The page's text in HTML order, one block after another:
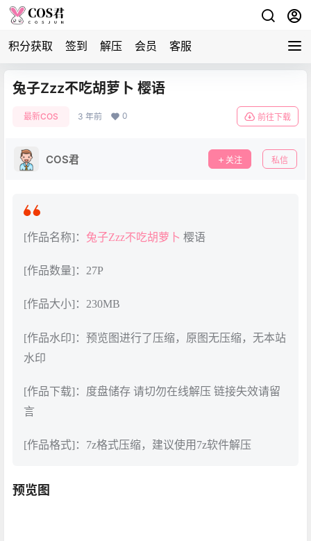
积分获取 签到 解压 会员 客服
兔子Zzz不吃胡萝卜 樱语
最新COS 3 年前 0 前往下载
COS君 关注 私信
[作品名称]： 兔子Zzz不吃胡萝卜 樱语
[作品数量]：27P
[作品大小]：230MB
[作品水印]：预览图进行了压缩，原图无压缩，无本站
水印
[作品下载]：度盘储存 请切勿在线解压 链接失效请留
言
[作品格式]：7z格式压缩，建议使用7z软件解压
预览图